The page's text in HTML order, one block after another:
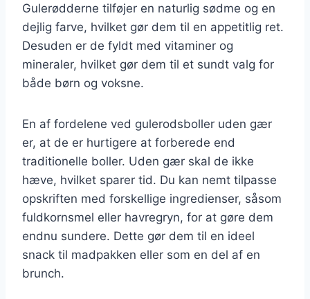
Gulerødderne tilføjer en naturlig sødme og en
dejlig farve, hvilket gør dem til en appetitlig ret.
Desuden er de fyldt med vitaminer og
mineraler, hvilket gør dem til et sundt valg for
både børn og voksne.
En af fordelene ved gulerodsboller uden gær
er, at de er hurtigere at forberede end
traditionelle boller. Uden gær skal de ikke
hæve, hvilket sparer tid. Du kan nemt tilpasse
opskriften med forskellige ingredienser, såsom
fuldkornsmel eller havregryn, for at gøre dem
endnu sundere. Dette gør dem til en ideel
snack til madpakken eller som en del af en
brunch.